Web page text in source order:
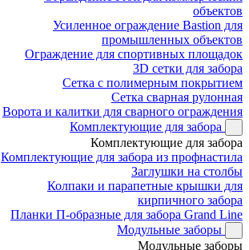
объектов
Усиленное ограждение Bastion для
промышленных объектов
Ограждение для спортивных площадок
3D сетки для забора
Сетка с полимерным покрытием
Сетка сварная рулонная
Ворота и калитки для сварного ограждения
Комплектующие для забора
Комплектующие для забора
Комплектующие для забора из профнастила
Заглушки на столбы
Колпаки и парапетные крышки для
кирпичного забора
Планки П-образные для забора Grand Line
Модульные заборы
Модульные заборы